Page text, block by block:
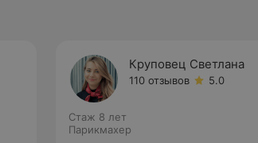
Круповец Светлана
110 отзывов 5.0
Стаж 8 лет
Парикмахер